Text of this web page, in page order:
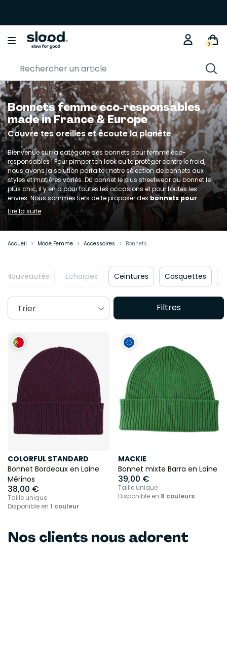
0
Bonnets femme éco‑responsables
made in France & Europe
Couvre tes oreilles et écoute la planète
Bienvenue sur la catégorie des bonnets pour femme éco-
responsables ! Pour pimper ton look ou te protéger contre le froid,
nous avons la solution parfaite : notre sélection de bonnets aux
styles et matières variés. Du bonnet le plus streetwear au bonnet le
plus chic, il y en a pour toutes les occasions et pour toutes les
envies. Nous sommes fiers de te proposer des bonnets pour
femme Made in France
ou Made in Europe, issus de marques
éco-responsables et éthiques.
Lire la suite
Accueil Mode Femme Accessoires Bonnets
Nouveautés Echarpes Ceintures Casquettes
Filtres
Trier
COLORFUL STANDARD
Bonnet Bordeaux en Laine
Mérinos
38,00 €
Taille unique
Disponible en 1 couleur
MACKIE
Bonnet mixte Barra en Laine
39,00 €
Taille unique
Disponible en 8 couleurs
Nos clients nous adorent